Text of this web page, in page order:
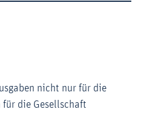
nicht nur für die
für die Gesellschaft